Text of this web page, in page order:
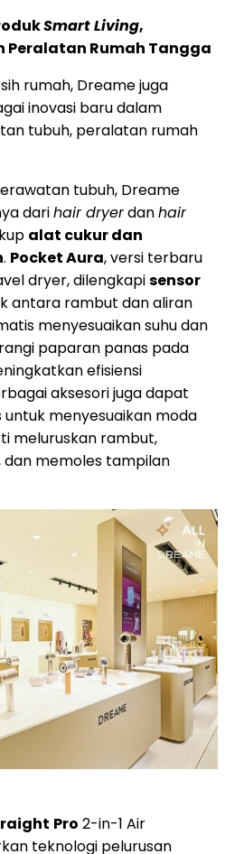
Smart Living,
Peralatan Rumah Tangga
rumah, Dreame juga
inovasi baru dalam
tubuh, peralatan rumah
tubuh, Dreame
darihair dryerdanhair
alat cukur dan
. Pocket Aura, versi terbaru
dryer, dilengkapisensor
antara rambut dan aliran
menyesuaikan suhu dan
paparan panas pada
efisiensi
aksesori juga dapat
menyesuaikan moda
meluruskan rambut,
memoles tampilan
Pro 2-in-1 Air
teknologi pelurusan